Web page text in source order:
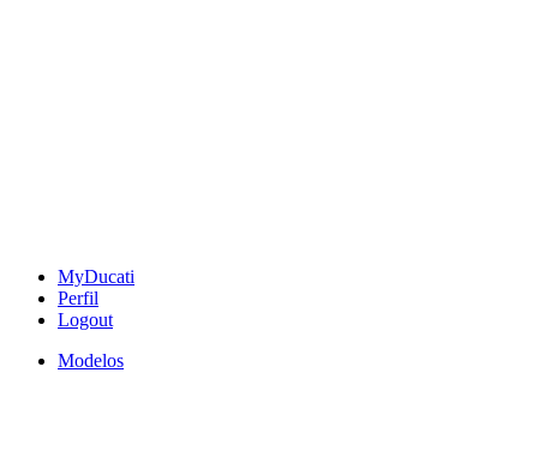
MyDucati
Perfil
Logout
Modelos